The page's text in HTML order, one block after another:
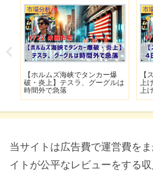
市場分析
【ホルムズ海峡でタンカー爆
破・炎上】テスラ、グーグルは
時間外で急落
市
【
上
上
当サイトは広告費で運営費を
イトが公平なレビューをする